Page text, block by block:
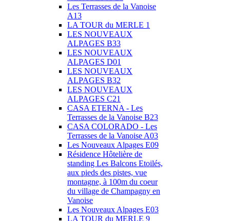
Les Terrasses de la Vanoise
A13
LA TOUR du MERLE 1
LES NOUVEAUX
ALPAGES B33
LES NOUVEAUX
ALPAGES D01
LES NOUVEAUX
ALPAGES B32
LES NOUVEAUX
ALPAGES C21
CASA ETERNA - Les
Terrasses de la Vanoise B23
CASA COLORADO - Les
Terrasses de la Vanoise A03
Les Nouveaux Alpages E09
Résidence Hôtelière de
standing Les Balcons Etoilés,
aux pieds des pistes, vue
montagne, à 100m du coeur
du village de Champagny en
Vanoise
Les Nouveaux Alpages E03
LA TOUR du MERLE 9